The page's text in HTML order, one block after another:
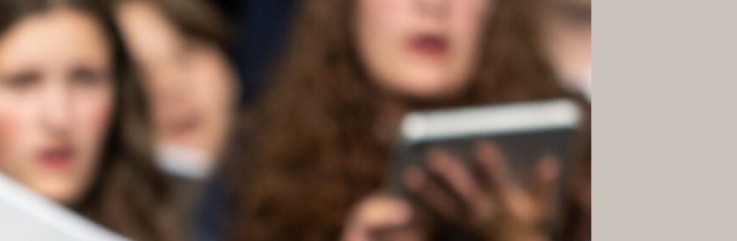
TOUR
BESUCHENDE
FORMATE &
MÖGLICHKEITEN
GALERIE
KARRIERE